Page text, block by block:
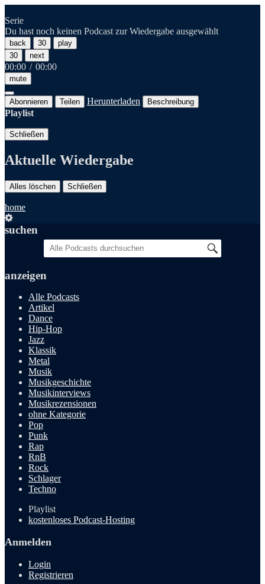
Serie
Du hast noch keinen Podcast zur Wiedergabe ausgewählt
back 30
play
30
next
00:00 / 00:00
mute
Abonnieren Teilen Herunterladen Beschreibung
Playlist
Schließen
Aktuelle Wiedergabe
Alles löschen Schließen
home
suchen
anzeigen
Alle Podcasts
Artikel
Dance
Hip-Hop
Jazz
Klassik
Metal
Musik
Musikgeschichte
Musikinterviews
Musikrezensionen
ohne Kategorie
Pop
Punk
Rap
RnB
Rock
Schlager
Techno
Playlist
kostenloses Podcast-Hosting
Anmelden
Login
Registrieren